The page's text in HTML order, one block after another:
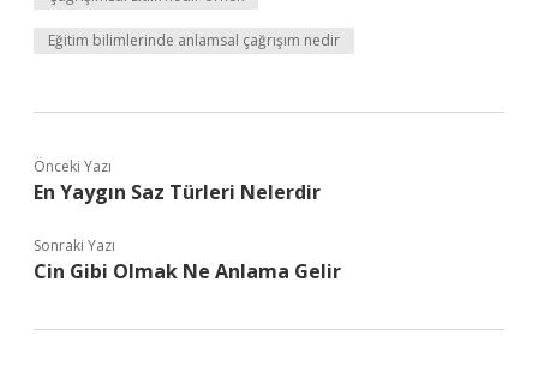
Eğitim bilimlerinde anlamsal çağrışım nedir
Önceki Yazı
En Yaygın Saz Türleri Nelerdir
Sonraki Yazı
Cin Gibi Olmak Ne Anlama Gelir